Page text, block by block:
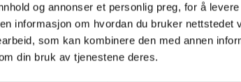
og annonser et personlig preg, for å
informasjon om hvordan du bruker nettstedet
som kan kombinere den med annen
din bruk av tjenestene deres.
Bærum kommune
Smart Gjøvik, men vi finner ingen